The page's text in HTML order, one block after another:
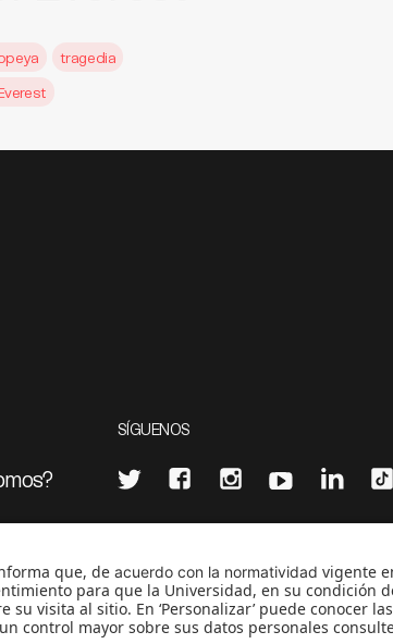
tragedia
SÍGUENOS
CONTÁCTANOS
cerosetenta@uniandes.edu.co